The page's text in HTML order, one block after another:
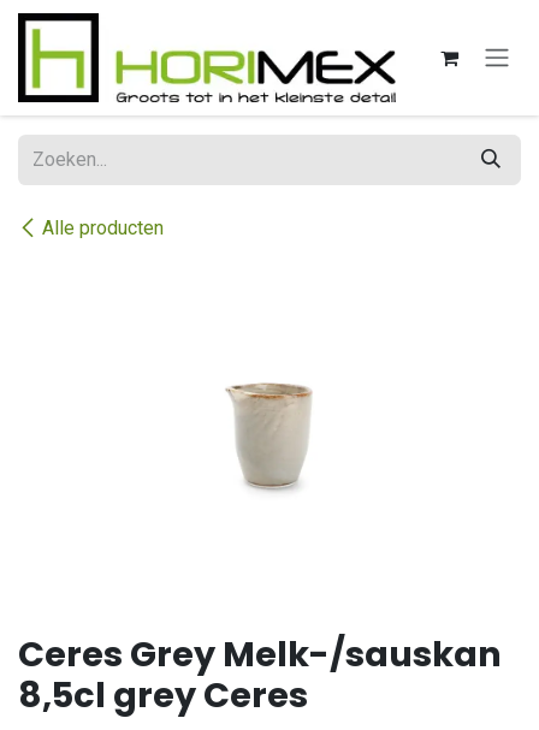
Overslaan naar inhoud
Alle producten
Ceres Grey Melk-/sauskan
8,5cl grey Ceres